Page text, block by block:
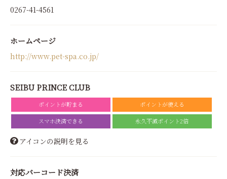
0267-41-4561
ホームページ
http://www.pet-spa.co.jp/
SEIBU PRINCE CLUB
ポイントが貯まる ポイントが使える
スマホ決済できる 永久不滅ポイント2倍
アイコンの説明を見る
対応バーコード決済